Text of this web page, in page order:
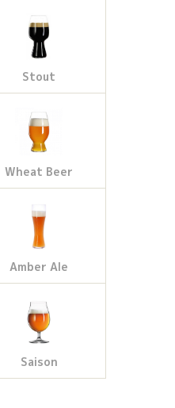
Stout
Wheat Beer
Amber Ale
Saison